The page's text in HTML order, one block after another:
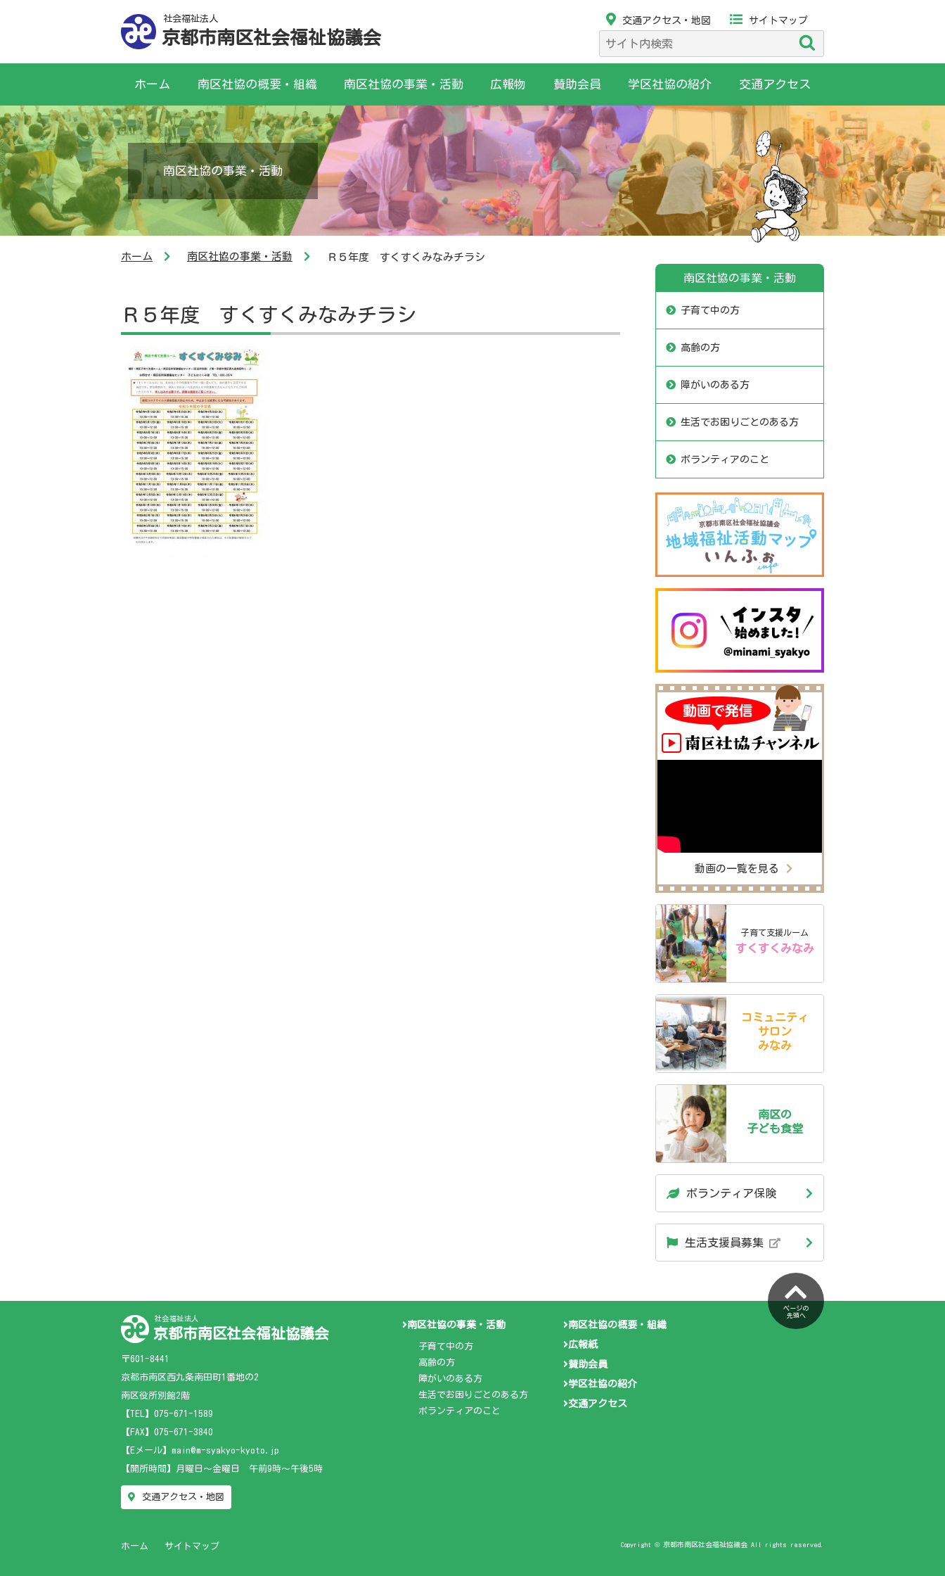
社会福祉法人
京都市南区社会福祉協議会
交通アクセス・地図 サイトマップ
検
索:
ホーム 南区社協の概要・組織 南区社協の事業・活動 広報物 賛助会員 学区社協の紹介 交通アクセス
南区社協の事業・活動
ホーム 南区社協の事業・活動 Ｒ５年度 すくすくみなみチラシ
Ｒ５年度 すくすくみなみチラシ
南区社協の事業・活動
子育て中の方
高齢の方
障がいのある方
生活でお困りごとのある方
ボランティアのこと
動画の一覧を見る
子育て支援ルーム
すくすくみなみ
コミュニティ
サロン
みなみ
南区の
子ども食堂
ボランティア保険
生活支援員募集
ページの
先頭へ
社会福祉法人
京都市南区社会福祉協議会
〒601-8441
京都市南区西九条南田町1番地の2
南区役所別館2階
【TEL】 075-671-1589
【FAX】075-671-3840
【Eメール】main@m-syakyo-kyoto.jp
【開所時間】月曜日～金曜日 午前9時～午後5時
交通アクセス・地図
南区社協の事業・活動
子育て中の方
高齢の方
障がいのある方
生活でお困りごとのある方
ボランティアのこと
南区社協の概要・組織
広報紙
賛助会員
学区社協の紹介
交通アクセス
ホーム サイトマップ Copyright © 京都市南区社会福祉協議会 All rights reserved.